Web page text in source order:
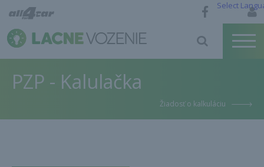
Select
PZP - Kalulačka
Žiadosť o kalkuláciu